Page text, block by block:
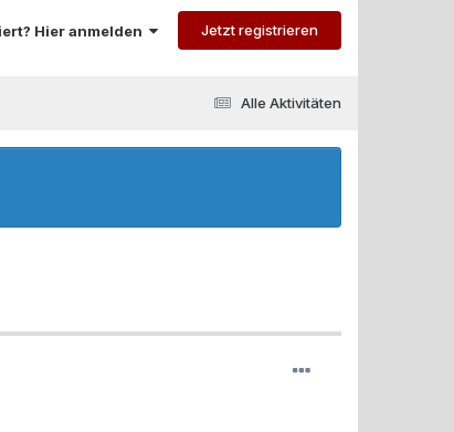
Hier anmelden Jetzt registrieren
Alle Aktivitäten